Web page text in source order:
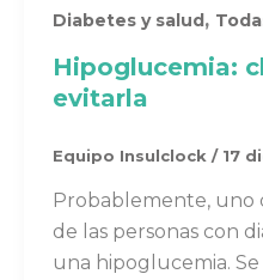
Diabetes y salud ,
Hipoglucemia:
evitarla
Equipo Insulclock / 17
Probablemente, uno
de las personas con
una hipoglucemia.